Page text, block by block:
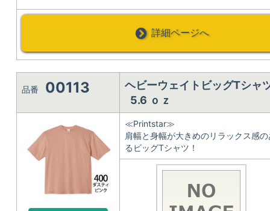
詳細ページへ
品番 00113
ヘビーウェイトビッグTシャ
5.6 ｏｚ
≪Printstar≫
肩幅と身幅が大きめのリラックス感の
るビッグTシャツ！